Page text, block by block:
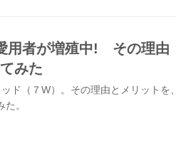
用者が増殖中! その理由
みた
ド（７W）。その理由とメリットを、
。